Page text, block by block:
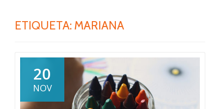
ETIQUETA: MARIANA
20
NOV